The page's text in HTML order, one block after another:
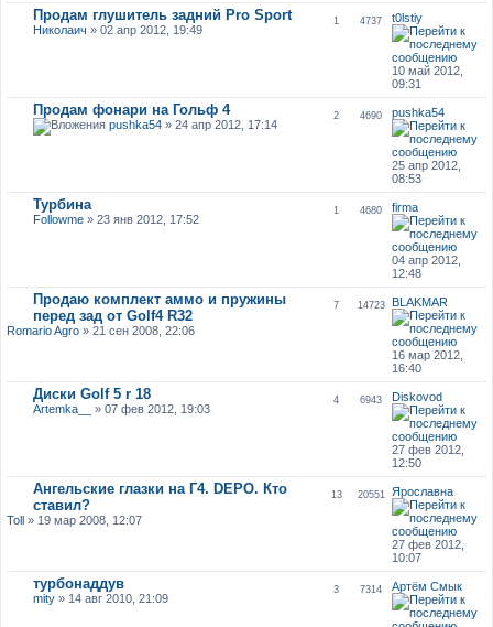
Продам глушитель задний Pro Sport
Николаич » 02 апр 2012, 19:49
1 4737 t0lstiy
10 май 2012,
09:31
Продам фонари на Гольф 4
pushka54» 24 апр 2012, 17:14
2 4690 pushka54
25 апр 2012,
08:53
Турбина
Followme» 23 янв 2012, 17:52
1 4680 firma
04 апр 2012,
12:48
Продаю комплект аммо и пружины
перед зад от Golf4 R32
Romario Agro» 21 сен 2008, 22:06
7 14723 BLAKMAR
16 мар 2012,
16:40
Диски Golf 5 r 18
Artemka__ » 07 фев 2012, 19:03
4 6943 Diskovod
27 фев 2012,
12:50
Ангельские глазки на Г4. DEPO. Кто
ставил?
Toll» 19 мар 2008, 12:07
13 20551 Ярославна
27 фев 2012,
10:07
турбонаддув
mity» 14 авг 2010, 21:09
3 7314 Артём Смык